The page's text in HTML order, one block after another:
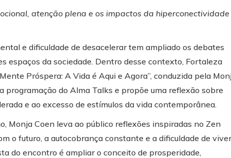
atenção plena e os impactos da hiperconectividade
e dificuldade de desacelerar tem ampliado os debates
espaços da sociedade. Dentro desse contexto, Fortaleza
Próspera: A Vida é Aqui e Agora”, conduzida pela
do Alma Talks e propõe uma reflexão sobre
e ao excesso de estímulos da vida contemporânea.
Monja Coen leva ao público reflexões inspiradas no Zen
o futuro, a autocobrança constante e a dificuldade de
do encontro é ampliar o conceito de prosperidade,